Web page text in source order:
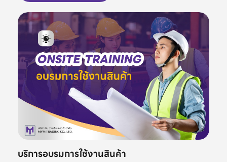
บริการอบรมการใช้งานสินค้า